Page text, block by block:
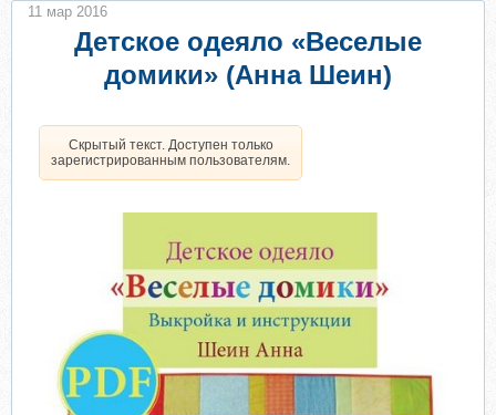
Детское одеяло «Веселые
домики» (Анна Шеин)
Скрытый текст. Доступен только
зарегистрированным пользователям.
11 мар 2016